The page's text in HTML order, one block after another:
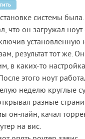
системы
что он загружал ноут
установленную
результат тот же.
в каких-то
этого ноут
неделю круглые
разные
он-лайн, качал
на вис.